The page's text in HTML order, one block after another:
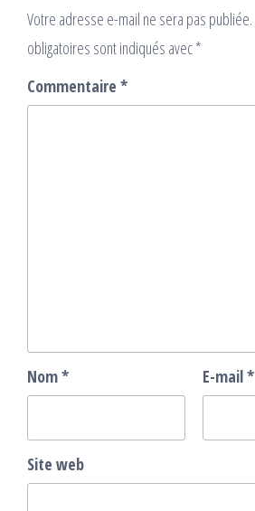
Votre adresse e-mail ne sera pas publiée.
obligatoires sont indiqués avec*
Commentaire *
Nom* E-mail*
Site web